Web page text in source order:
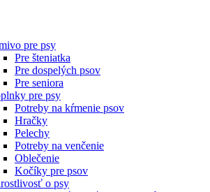
pre psy
Pre šteniatka
Pre dospelých psov
Pre seniora
pre psy
Potreby na kŕmenie psov
Hračky
Pelechy
Potreby na venčenie
Oblečenie
Kočíky pre psov
o psy